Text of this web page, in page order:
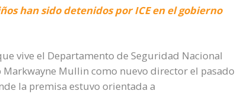
han sido detenidos por ICE en el gobierno
vive el Departamento de Seguridad Nacional
Mullin como nuevo director el pasado
la premisa estuvo orientada a